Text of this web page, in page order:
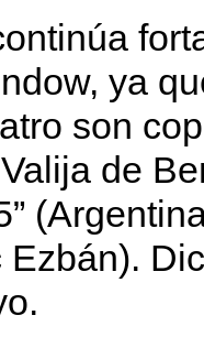
ya
son
de
Ezbán).